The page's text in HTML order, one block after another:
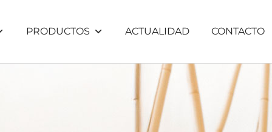
PRODUCTOS ACTUALIDAD CONTACTO